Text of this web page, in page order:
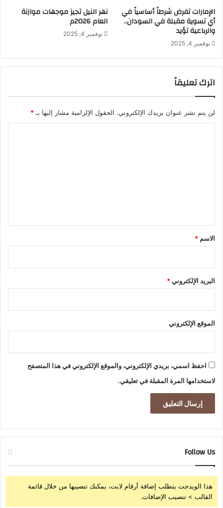
ش
و
ه
ا
ت
و
ا
م
خ
ق
ا
ل
ب
ي
ر
م
و
ب
ا
ئ
ا
ل
م
الإمارات تفرض شرطاً أساسياً في
أي تسوية مقبلة في السودان..
والرباعية تؤيد
نوفمبر 4, 2025
نهر النيل تجيز موجهات موازنة
العام 2026م
نوفمبر 4, 2025
اترك تعليقاً
لن يتم نشر عنوان بريدك الإلكتروني. الحقول الإلزامية مشار إليها بـ *
*
الاسم *
البريد الإلكتروني*
الموقع الإلكتروني
احفظ اسمي، بريدي الإلكتروني، والموقع الإلكتروني في هذا المتصفح
لاستخدامها المرة المقبلة في تعليقي.
Follow Us
هذا الويدجت يتطلب إضافة أرقام لايت، يمكنك تنصيبها من خلال قائمة
القالب > تنصيب الإضافات.